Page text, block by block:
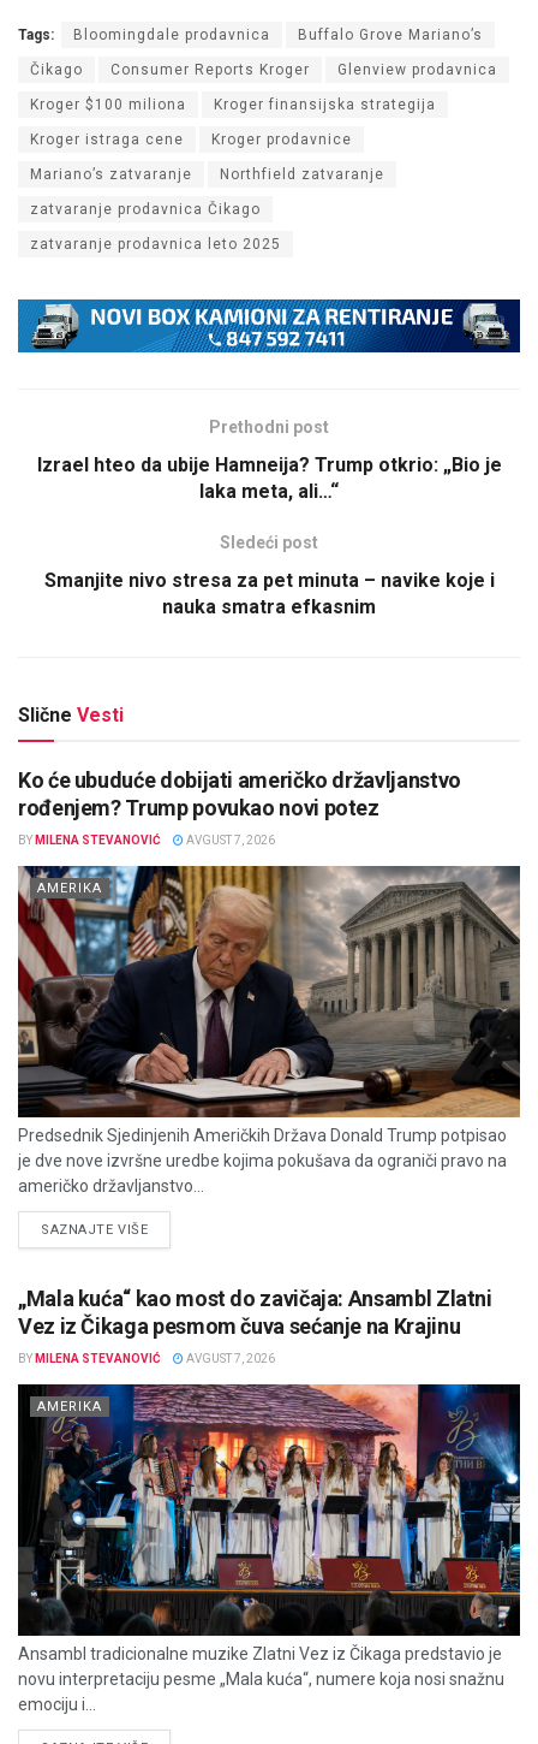
Tags: Bloomingdale prodavnica Buffalo Grove Mariano’s
Čikago Consumer Reports Kroger Glenview prodavnica
Kroger $100 miliona Kroger finansijska strategija
Kroger istraga cene Kroger prodavnice
Mariano’s zatvaranje Northfield zatvaranje
zatvaranje prodavnica Čikago
zatvaranje prodavnica leto 2025
Prethodni post
Izrael hteo da ubije Hamneija? Trump otkrio: „Bio je
laka meta, ali…“
Sledeći post
Smanjite nivo stresa za pet minuta – navike koje i
nauka smatra efkasnim
Slične Vesti
Ko će ubuduće dobijati američko državljanstvo
rođenjem? Trump povukao novi potez
BY MILENA STEVANOVIĆ AVGUST 7, 2026
AMERIKA
Predsednik Sjedinjenih Američkih Država Donald Trump potpisao
je dve nove izvršne uredbe kojima pokušava da ograniči pravo na
američko državljanstvo...
SAZNAJTE VIŠEDETAILS
„Mala kuća“ kao most do zavičaja: Ansambl Zlatni
Vez iz Čikaga pesmom čuva sećanje na Krajinu
BY MILENA STEVANOVIĆ AVGUST 7, 2026
AMERIKA
Ansambl tradicionalne muzike Zlatni Vez iz Čikaga predstavio je
novu interpretaciju pesme „Mala kuća“, numere koja nosi snažnu
emociju i...